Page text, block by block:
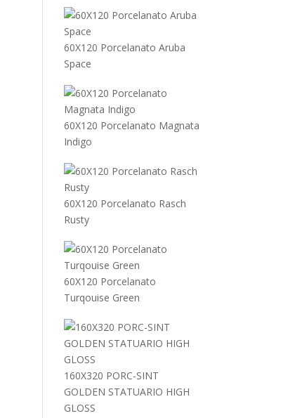
60X120 Porcelanato Aruba
Space
60X120 Porcelanato Magnata
Indigo
60X120 Porcelanato Rasch
Rusty
60X120 Porcelanato
Turqouise Green
160X320 PORC-SINT
GOLDEN STATUARIO HIGH
GLOSS